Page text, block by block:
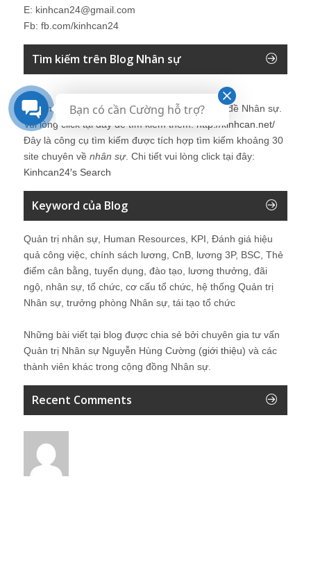
E: kinhcan24@gmail.com
Fb: fb.com/kinhcan24
Tìm kiếm trên Blog Nhân sự
Bạn muốn tìm kiếm thêm thông tin về các vấn đề Nhân sự
Vui lòng click tại đây để tìm kiếm thêm:http://kinhcan.net/
Đây là công cụ tìm kiếm được tích hợp tìm kiếm khoảng 30
site chuyên về nhân sự. Chi tiết vui lòng click tại đây:
Kinhcan24′s Search
Keyword của Blog
Quản trị nhân sự, Human Resources, KPI, Đánh giá hiệu
quả công việc, chính sách lương, CnB, lương 3P, BSC, Thẻ
điểm cân bằng, tuyển dụng, đào tạo, lương thưởng, đãi
ngộ, nhân sự, tổ chức, cơ cấu tổ chức, hệ thống Quản trị
Nhân sự, trưởng phòng Nhân sự, tái tạo tổ chức
Những bài viết tại blog được chia sẻ bởi chuyên gia tư vấn
Quản trị Nhân sự Nguyễn Hùng Cường (giới thiệu) và các
thành viên khác trong cộng đồng Nhân sự.
Recent Comments
Bạn có cần Cường hỗ trợ?